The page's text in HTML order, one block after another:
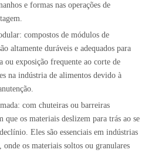
e formas nas operações de
compostos de módulos de
altamente duráveis ​​e adequados para
ou exposição frequente ao corte de
na indústria de alimentos devido à
com chuteiras ou barreiras
que os materiais deslizem para trás ao se
Eles são essenciais em indústrias
os materiais soltos ou granulares